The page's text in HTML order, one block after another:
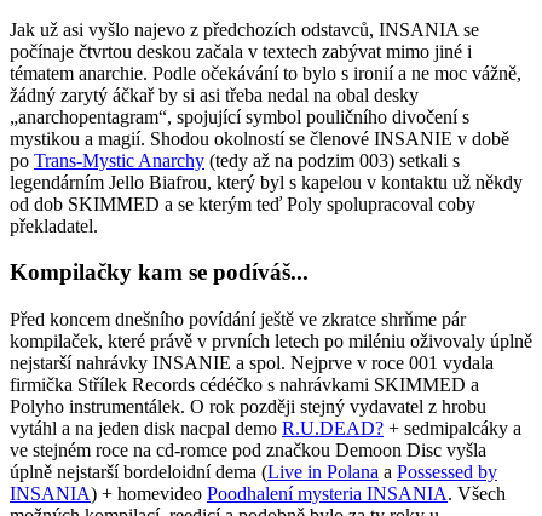
Jak už asi vyšlo najevo z předchozích odstavců, INSANIA se
počínaje čtvrtou deskou začala v textech zabývat mimo jiné i
tématem anarchie. Podle očekávání to bylo s ironií a ne moc vážně,
žádný zarytý áčkař by si asi třeba nedal na obal desky
„anarchopentagram“, spojující symbol pouličního divočení s
mystikou a magií. Shodou okolností se členové INSANIE v době
po Trans-Mystic Anarchy (tedy až na podzim 003) setkali s
legendárním Jello Biafrou, který byl s kapelou v kontaktu už někdy
od dob SKIMMED a se kterým teď Poly spolupracoval coby
překladatel.
Kompilačky kam se podíváš...
Před koncem dnešního povídání ještě ve zkratce shrňme pár
kompilaček, které právě v prvních letech po miléniu oživovaly úplně
nejstarší nahrávky INSANIE a spol. Nejprve v roce 001 vydala
firmička Střílek Records cédéčko s nahrávkami SKIMMED a
Polyho instrumentálek. O rok později stejný vydavatel z hrobu
vytáhl a na jeden disk nacpal demo R.U.DEAD? + sedmipalcáky a
ve stejném roce na cd-romce pod značkou Demoon Disc vyšla
úplně nejstarší bordeloidní dema (Live in Polana a Possessed by
INSANIA) + homevideo Poodhalení mysteria INSANIA. Všech